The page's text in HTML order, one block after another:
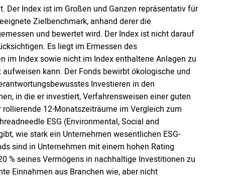
Der Index ist im Großen und Ganzen repräsentativ für
Zielbenchmark, anhand derer die
und bewertet wird. Der Index ist nicht darauf
Es liegt im Ermessen des
im Index sowie nicht im Index enthaltene Anlagen zu
kann. Der Fonds bewirbt ökologische und
Investieren in den
in die er investiert, Verfahrensweisen einer guten
12-Monatszeiträume im Vergleich zum
ESG (Environmental, Social and
wie stark ein Unternehmen wesentlichen ESG-
sind in Unternehmen mit einem hohen Rating
% seines Vermögens in nachhaltige Investitionen zu
Einnahmen aus Branchen wie, aber nicht